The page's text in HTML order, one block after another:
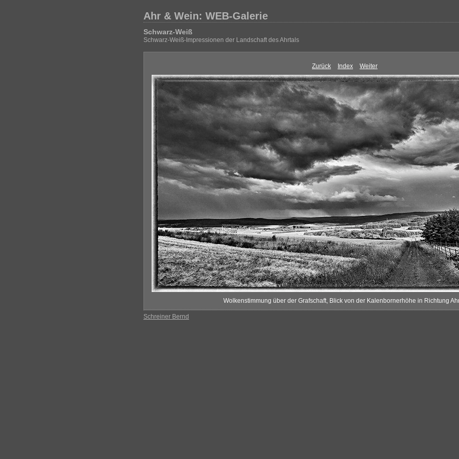
Ahr & Wein: WEB-Galerie
Schwarz-Weiß
Schwarz-Weiß-Impressionen der Landschaft des Ahrtals
Zurück Index Weiter
Wolkenstimmung über der Grafschaft, Blick von der Kalenbornerhöhe in Richtung
Schreiner Bernd